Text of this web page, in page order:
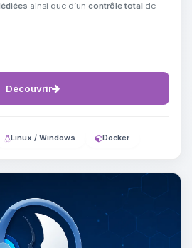
ainsi que d’un contrôle total de
Découvrir
Linux / Windows Docker